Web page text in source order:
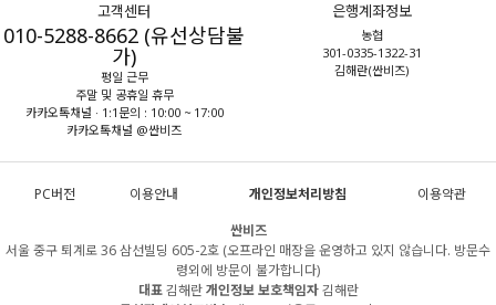
고객센터
010-5288-8662 (유선상담불
가)
평일 근무
주말 및 공휴일 휴무
카카오톡채널 · 1:1문의 : 10:00 ~ 17:00
카카오톡채널 @싼비즈
은행계좌정보
농협
301-0335-1322-31
김해란(싼비즈)
PC버전 이용안내 개인정보처리방침
이용약관
싼비즈
서울 중구 퇴계로 36 삼선빌딩 605-2호 (오프라인 매장을 운영하고 있지 않습니다. 방문수
령외에 방문이 불가합니다)
대표김해란개인정보 보호책임자김해란